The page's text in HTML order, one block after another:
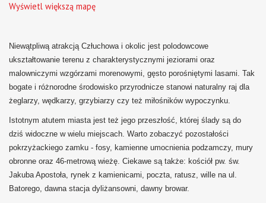
Wyświetl większą mapę
Niewątpliwą atrakcją Człuchowa i okolic jest polodowcowe
ukształtowanie terenu z charakterystycznymi jeziorami oraz
malowniczymi wzgórzami morenowymi, gęsto porośniętymi lasami. Tak
bogate i różnorodne środowisko przyrodnicze stanowi naturalny raj dla
żeglarzy, wędkarzy, grzybiarzy czy też miłośników wypoczynku.
Istotnym atutem miasta jest też jego przeszłość, której ślady są do
dziś widoczne w wielu miejscach. Warto zobaczyć pozostałości
pokrzyżackiego zamku - fosy, kamienne umocnienia podzamczy, mury
obronne oraz 46-metrową wieżę. Ciekawe są także: kościół pw. św.
Jakuba Apostoła, rynek z kamienicami, poczta, ratusz, wille na ul.
Batorego, dawna stacja dyliżansowni, dawny browar.